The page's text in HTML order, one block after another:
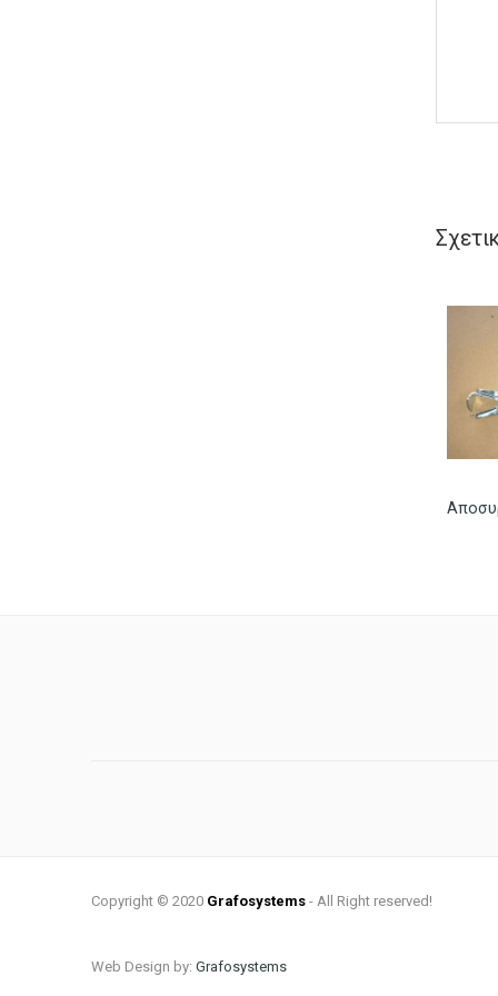
Copyright © 2020 Grafosystems- All Right reserved!
Web Design by: Grafosystems